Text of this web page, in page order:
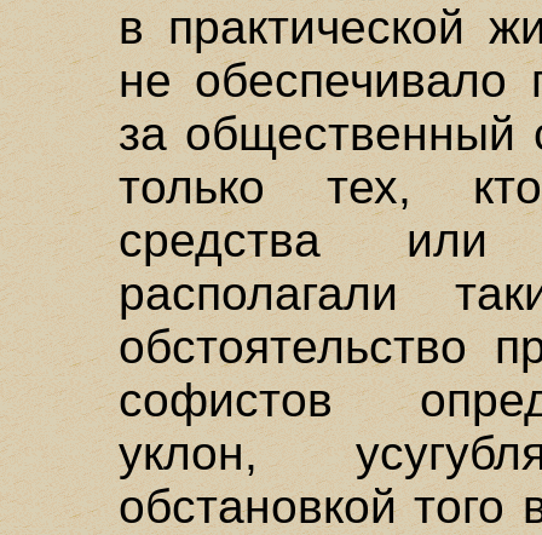
в практической
не обеспечивало
за общественный
только тех,
средства
располагали
обстоятельство
софистов
уклон,
обстановкой